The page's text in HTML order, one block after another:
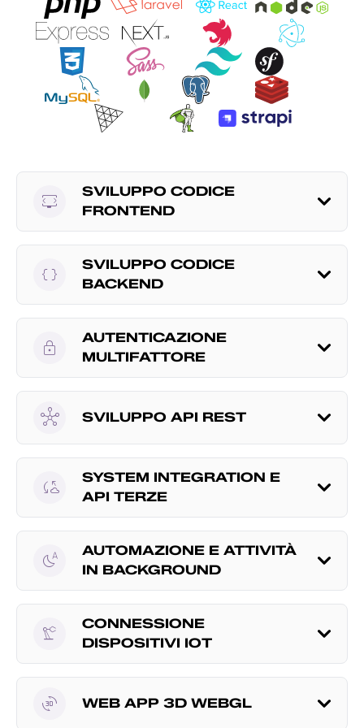
developer_mode_tv
SVILUPPO CODICE
FRONTEND
data_object
SVILUPPO CODICE
BACKEND
lock
AUTENTICAZIONE
MULTIFATTORE
hub SVILUPPO API REST
cloud_sync
SYSTEM INTEGRATION E
API TERZE
night_sight_auto
AUTOMAZIONE E ATTIVITÀ
IN BACKGROUND
precision_manufacturing
CONNESSIONE
DISPOSITIVI IOT
3d_rotation WEB APP 3D WEBGL